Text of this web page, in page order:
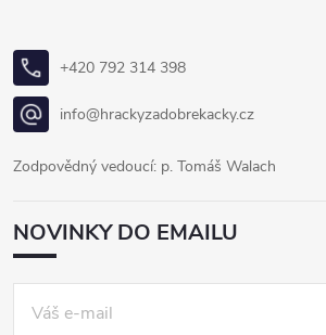
+420 792 314 398
info@hrackyzadobrekacky.cz
Zodpovědný vedoucí: p. Tomáš Walach
NOVINKY DO EMAILU